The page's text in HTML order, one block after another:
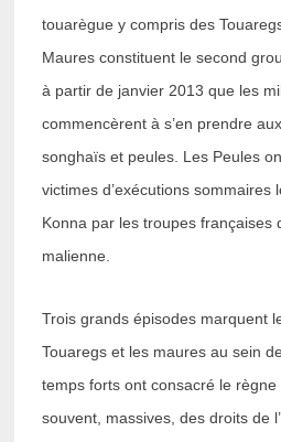
touarègue y compris des Touaregs
Maures constituent le second
à partir de janvier 2013 que les
commencèrent à s’en prendre
songhaïs et peules. Les Peules
victimes d’exécutions sommaires
Konna par les troupes françaises
malienne.
Trois grands épisodes marquent
Touaregs et les maures au sein
temps forts ont consacré le règne
souvent, massives, des droits de